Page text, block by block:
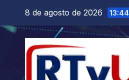
contenido
8 de agosto de 2026 13:44